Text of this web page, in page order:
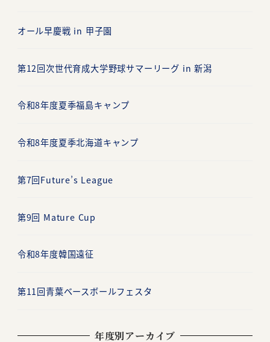
オール早慶戦 in 甲子園
第12回次世代育成大学野球サマーリーグ in 新潟
令和8年度夏季福島キャンプ
令和8年度夏季北海道キャンプ
第7回Future’s League
第9回 Mature Cup
令和8年度韓国遠征
第11回青葉ベースボールフェスタ
年度別アーカイブ